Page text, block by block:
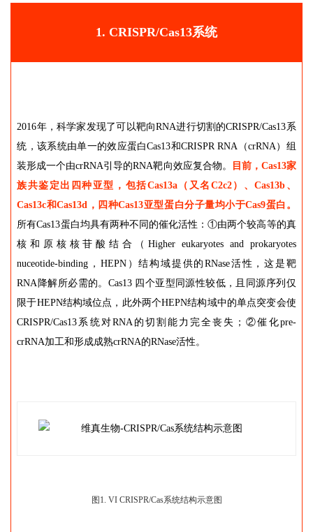
1. CRISPR/Cas13系统
2016年，科学家发现了可以靶向RNA进行切割的CRISPR/Cas13系
统，该系统由单一的效应蛋白Cas13和CRISPR RNA（crRNA）组
装形成一个由crRNA引导的RNA靶向效应复合物。
目前，Cas13家
族共鉴定出四种亚型，包括Cas13a（又名C2c2）、Cas13b、
Cas13c和Cas13d，四种Cas13亚型蛋白分子量均小于Cas9蛋白。
所有Cas13蛋白均具有两种不同的催化活性：①由两个较高等的真
核和原核核苷酸结合（Higher eukaryotes and prokaryotes
nuceotide-binding，HEPN）结构域提供的RNase活性，这是靶
RNA降解所必需的。Cas13 四个亚型同源性较低，且同源序列仅
限于HEPN结构域位点，此外两个HEPN结构域中的单点突变会使
CRISPR/Cas13系统对RNA的切割能力完全丧失；②催化pre-
crRNA加工和形成成熟crRNA的RNase活性。
图1. VI CRISPR/Cas系统结构示意图